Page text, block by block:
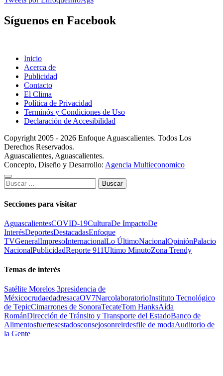
Síguenos en Facebook
Inicio
Acerca de
Publicidad
Contacto
El Clima
Política de Privacidad
Terminós y Condiciones de Uso
Declaración de Accesibilidad
Copyright 2005 - 2026 Enfoque Aguascalientes. Todos Los
Derechos Reservados.
Aguascalientes, Aguascalientes.
Concepto, Diseño y Desarrollo: Agencia Multieconomico
Buscar:
Secciones para visitar
AguascalientesCOVID-19CulturaDe ImpactoDe
InterésDeportesDestacadasEnfoque
TVGeneralImpresoInternacionalLo ÚltimoNacionalOpiniónPalacio
NacionalPublicidadReporte 911Ultimo MinutoZona Trendy
Temas de interés
Satélite Morelos 3presidencia de
MéxicocrudaedadresacaOV7NarcolaboratorioInstituto Tecnológico
de TepicCimarrones de SonoraTecateTom HanksAída
RománDirección de Tránsito y Transporte del EstadoBanco de
Alimentosfuertesestadosconsejosonreirdesfile de modaAuditorio de
la Gente